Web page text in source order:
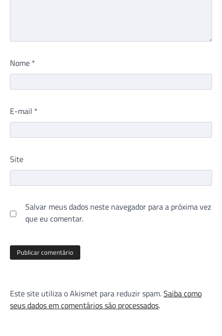
Nome *
E-mail *
Site
Salvar meus dados neste navegador para a próxima vez
que eu comentar.
Este site utiliza o Akismet para reduzir spam.Saiba como
seus dados em comentários são processados.